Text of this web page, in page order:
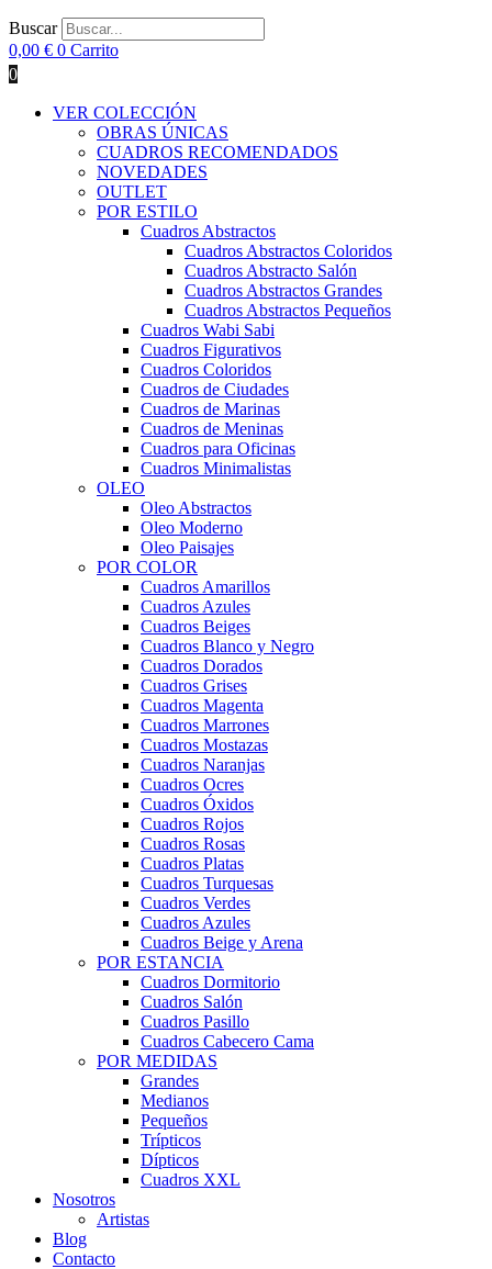
Buscar
0,00 € 0 Carrito
0
VER COLECCIÓN
OBRAS ÚNICAS
CUADROS RECOMENDADOS
NOVEDADES
OUTLET
POR ESTILO
Cuadros Abstractos
Cuadros Abstractos Coloridos
Cuadros Abstracto Salón
Cuadros Abstractos Grandes
Cuadros Abstractos Pequeños
Cuadros Wabi Sabi
Cuadros Figurativos
Cuadros Coloridos
Cuadros de Ciudades
Cuadros de Marinas
Cuadros de Meninas
Cuadros para Oficinas
Cuadros Minimalistas
OLEO
Oleo Abstractos
Oleo Moderno
Oleo Paisajes
POR COLOR
Cuadros Amarillos
Cuadros Azules
Cuadros Beiges
Cuadros Blanco y Negro
Cuadros Dorados
Cuadros Grises
Cuadros Magenta
Cuadros Marrones
Cuadros Mostazas
Cuadros Naranjas
Cuadros Ocres
Cuadros Óxidos
Cuadros Rojos
Cuadros Rosas
Cuadros Platas
Cuadros Turquesas
Cuadros Verdes
Cuadros Azules
Cuadros Beige y Arena
POR ESTANCIA
Cuadros Dormitorio
Cuadros Salón
Cuadros Pasillo
Cuadros Cabecero Cama
POR MEDIDAS
Grandes
Medianos
Pequeños
Trípticos
Dípticos
Cuadros XXL
Nosotros
Artistas
Blog
Contacto